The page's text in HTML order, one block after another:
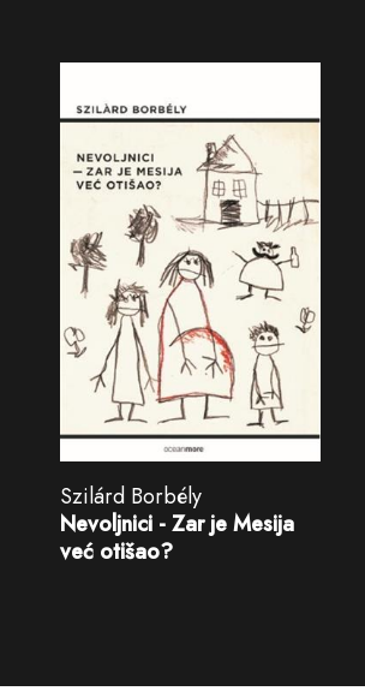
Szilárd Borbély
Nevoljnici - Zar je Mesija
već otišao?